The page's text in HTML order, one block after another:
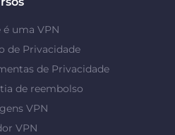
é uma VPN
de Privacidade
de Privacidade
de reembolso
VPN
VPN